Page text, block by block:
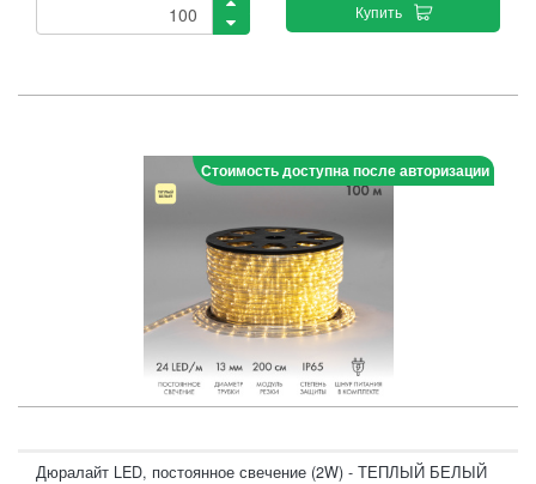
Купить
Стоимость доступна после авторизации
Дюралайт LED, постоянное свечение (2W) - ТЕПЛЫЙ БЕЛЫЙ